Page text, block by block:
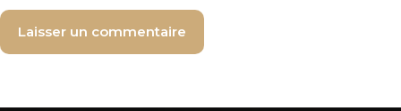
Laisser un commentaire